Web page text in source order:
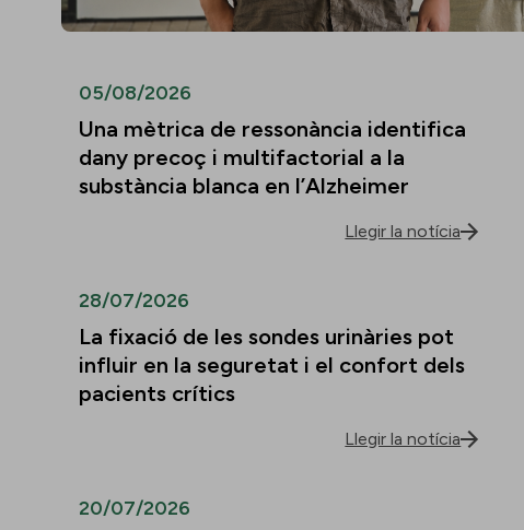
05/08/2026
Una mètrica de ressonància identifica
dany precoç i multifactorial a la
substància blanca en l’Alzheimer
Llegir la notícia
28/07/2026
La fixació de les sondes urinàries pot
influir en la seguretat i el confort dels
pacients crítics
Llegir la notícia
20/07/2026